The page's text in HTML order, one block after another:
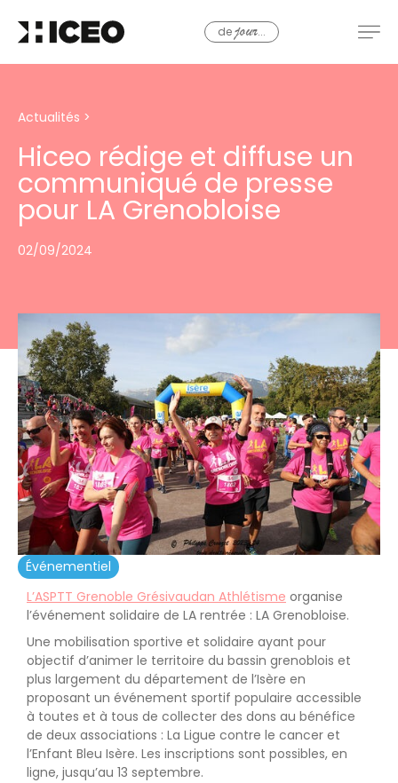
dejour...
Actualités >
Hiceo rédige et diffuse un
communiqué de presse
pour LA Grenobloise
02/09/2024
Événementiel
L’ASPTT Grenoble Grésivaudan Athlétisme organise
l’événement solidaire de LA rentrée : LA Grenobloise.
Une mobilisation sportive et solidaire ayant pour
objectif d’animer le territoire du bassin grenoblois et
plus largement du département de l’Isère en
proposant un événement sportif populaire accessible
à toutes et à tous de collecter des dons au bénéfice
de deux associations : La Ligue contre le cancer et
l’Enfant Bleu Isère. Les inscriptions sont possibles, en
ligne, jusqu’au 13 septembre.